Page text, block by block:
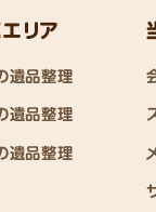
リア
遺品整理
遺品整理
遺品整理